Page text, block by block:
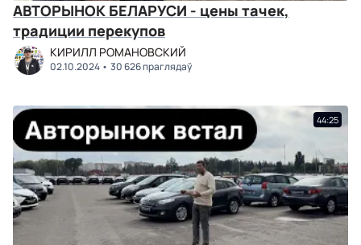
АВТОРЫНОК БЕЛАРУСИ - цены тачек,
традиции перекупов
КИРИЛЛ РОМАНОВСКИЙ
02.10.2024 30 626 праглядаў
44:25